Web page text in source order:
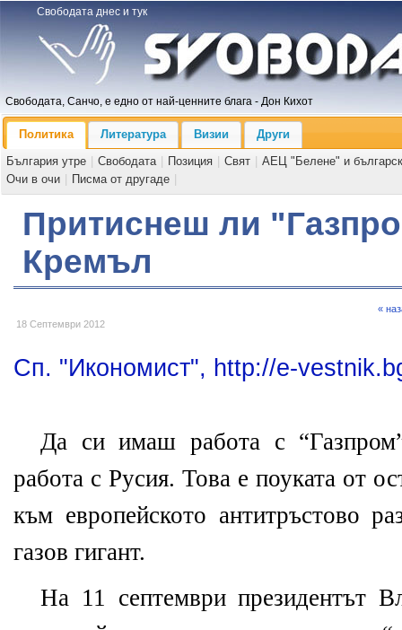
Свободата днес и тук
Свободата, Санчо, е едно от най-ценните блага - Дон Кихот
Политика Литература Визии
Други
България утре
Свободата Позиция Свят
АЕЦ "Белене" и
Очи в очи
Писма от другаде
Притиснеш ли
Кремъл
18 Септември 2012
«
Сп. "Икономист", http://e-
Да си имаш работа с
работа с Русия. Това е поуката от
към европейското антитръстово
газов гигант.
На 11 септември президентът